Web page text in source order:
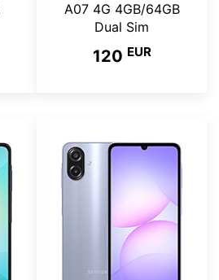
A07 4G 4GB/64GB
Dual Sim
120 EUR